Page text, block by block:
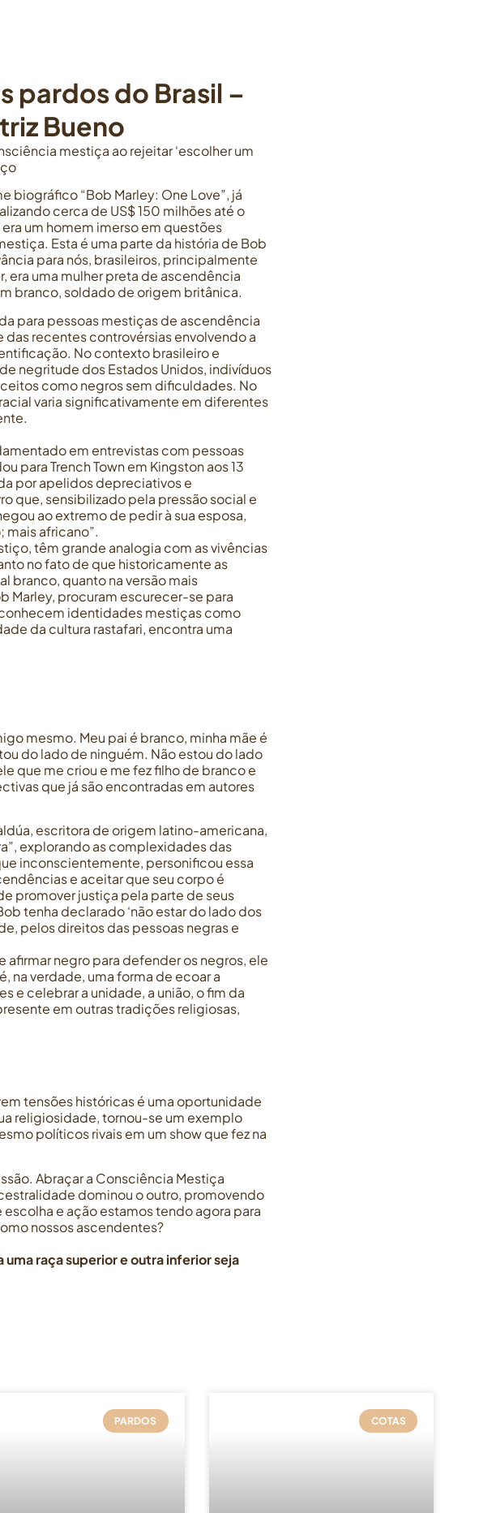
pardos do Brasil –
Bueno
mestiça ao rejeitar ‘escolher um
biográfico “Bob Marley: One Love”, já
cerca de US$ 150 milhões até o
um homem imerso em questões
Esta é uma parte da história de Bob
para nós, brasileiros, principalmente
era uma mulher preta de ascendência
branco, soldado de origem britânica.
para pessoas mestiças de ascendência
recentes controvérsias envolvendo a
No contexto brasileiro e
negritude dos Estados Unidos, indivíduos
como negros sem dificuldades. No
varia significativamente em diferentes
em entrevistas com pessoas
para Trench Town em Kingston aos 13
por apelidos depreciativos e
que, sensibilizado pela pressão social e
ao extremo de pedir à sua esposa,
mais africano”.
têm grande analogia com as vivências
no fato de que historicamente as
branco, quanto na versão mais
Marley, procuram escurecer-se para
identidades mestiças como
da cultura rastafari, encontra uma
mesmo. Meu pai é branco, minha mãe é
do lado de ninguém. Não estou do lado
que me criou e me fez filho de branco e
que já são encontradas em autores
escritora de origem latino-americana,
explorando as complexidades das
inconscientemente, personificou essa
e aceitar que seu corpo é
promover justiça pela parte de seus
tenha declarado ‘não estar do lado dos
pelos direitos das pessoas negras e
afirmar negro para defender os negros, ele
na verdade, uma forma de ecoar a
e celebrar a unidade, a união, o fim da
em outras tradições religiosas,
tensões históricas é uma oportunidade
religiosidade, tornou-se um exemplo
políticos rivais em um show que fez na
Abraçar a Consciência Mestiça
dominou o outro, promovendo
e ação estamos tendo agora para
nossos ascendentes?
raça superior e outra inferior seja
PARDOS COTAS